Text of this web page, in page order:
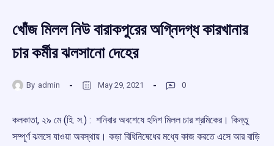
খোঁজ মিলল নিউ বারাকপুরের অগ্নিদগ্ধ কারখানার
চার কর্মীর ঝলসানো দেহের
By admin May 29, 2021 0
কলকাতা, ২৯ মে (হি. স.) : শনিবার অবশেষে হদিশ মিলল চার শ্রমিকের। কিন্তু
সম্পূর্ণ ঝলসে যাওয়া অবস্থায়। কড়া বিধিনিষেধের মধ্যে কাজ করতে এসে আর বাড়ি